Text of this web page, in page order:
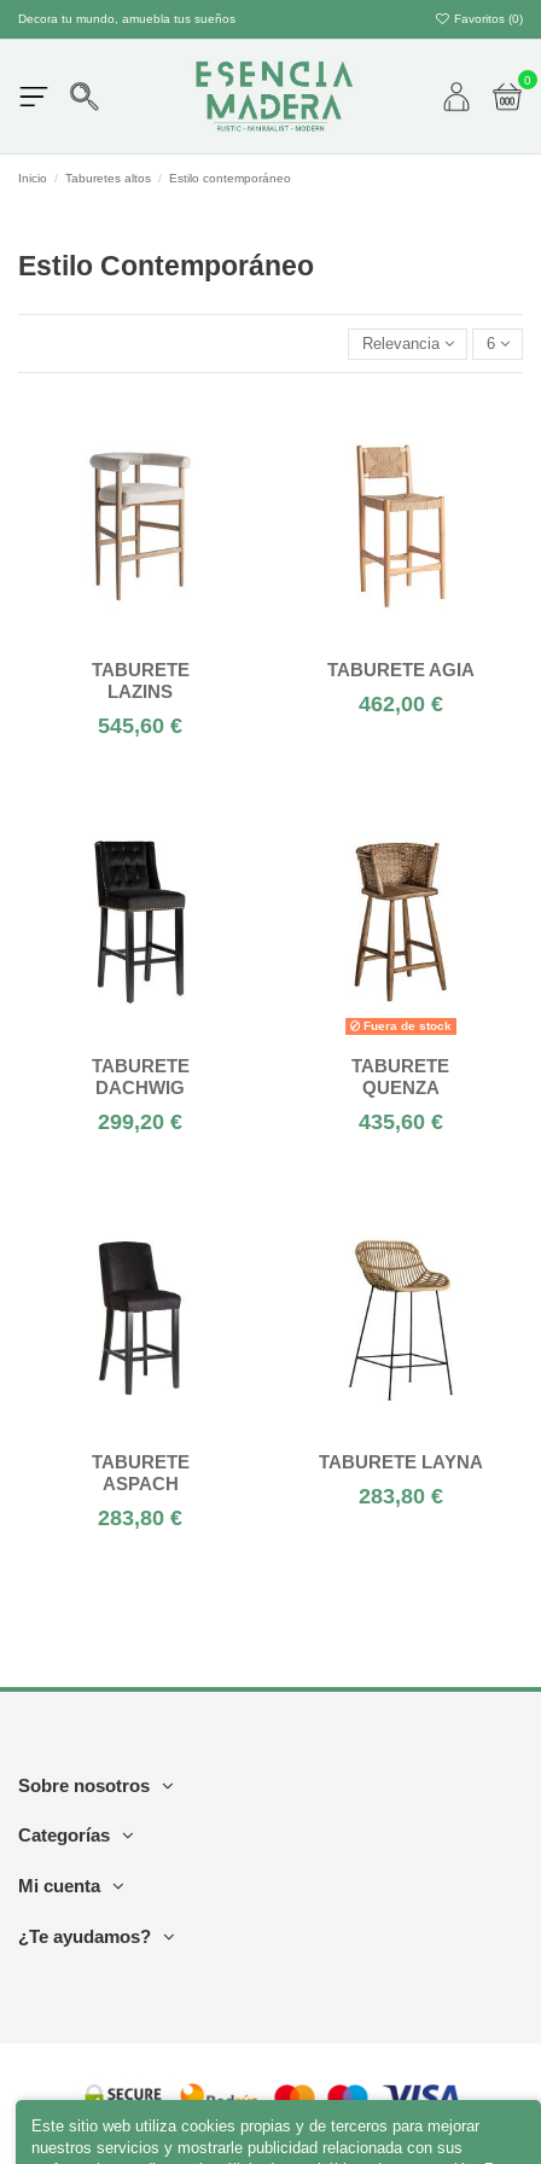
Decora tu mundo, amuebla tus sueños Favoritos (0)
0
Inicio Taburetes altos Estilo contemporáneo
Estilo Contemporáneo
Relevancia 6
TABURETE
LAZINS
545,60 €
TABURETE AGIA
462,00 €
TABURETE
DACHWIG
299,20 €
Fuera de stock
TABURETE
QUENZA
435,60 €
TABURETE
ASPACH
283,80 €
TABURETE LAYNA
283,80 €
Sobre nosotros
Categorías
Mi cuenta
¿Te ayudamos?
Este sitio web utiliza cookies propias y de terceros para mejorar
nuestros servicios y mostrarle publicidad relacionada con sus